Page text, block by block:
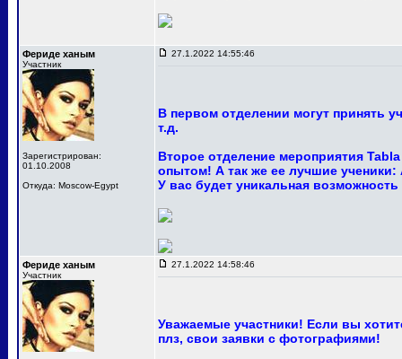
Фериде ханым
Участник
Зарегистрирован:
01.10.2008
Откуда: Moscow-Egypt
27.1.2022 14:55:46
В первом отделении могут принять
т.д.
Второе отделение мероприятия
опытом! А так же ее лучшие
У вас будет уникальная
Фериде ханым
Участник
27.1.2022 14:58:46
Уважаемые участники! Если вы
плз, свои заявки с фотографиями!